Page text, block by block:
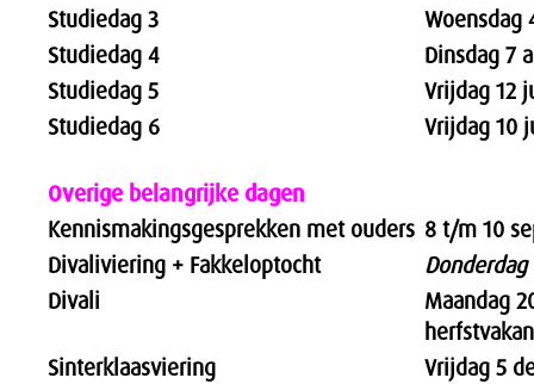
Studiedag 3
Woensdag
Studiedag 4
Dinsdag 7
Studiedag 5
Vrijdag 12
Studiedag 6
Vrijdag 10
Overige belangrijke dagen
Kennismakingsgesprekken met ouders 8 t/m 10
Divaliviering + Fakkeloptocht
Divali
Maandag
Sinterklaasviering
Vrijdag 5